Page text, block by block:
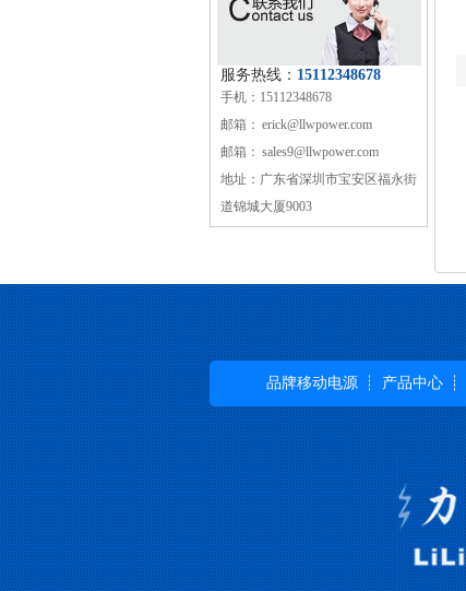
服务热线： 15112348678
手机：15112348678
邮箱： erick@llwpower.com
邮箱： sales9@llwpower.com
地址：广东省深圳市宝安区福永街
道锦城大厦9003
品牌移动电源 产品中心